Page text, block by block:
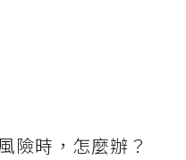
險時，怎麼辦？